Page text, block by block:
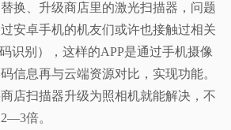
换、升级商店里的激光扫描器，问题
安卓手机的机友们或许也接触过相关
识别），这样的APP是通过手机摄像
信息再与云端资源对比，实现功能。
店扫描器升级为照相机就能解决，不
倍。